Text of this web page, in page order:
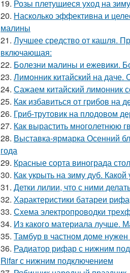
19. Розы плетущиеся уход на
20. Насколько эффективна и
малины
21. Лучшее средство от кашля.
включающая:
22. Болезни малины и ежевики.
23. Лимонник китайский на даче.
24. Сажаем китайский лимонник
25. Как избавиться от грибов на
26. Гриб-трутовик на плодовом
27. Как вырастить многолетнюю
28. Выставка-ярмарка Осенний
года
29. Красные сорта винограда
30. Как укрыть на зиму дуб.
31. Детки лилии, что с ними
32. Характеристики батареи
33. Схема электропроводки
34. Из какого материала лучше.
35. Тамбур в частном доме
36. Радиатор рифар с нижним
Rifar с нижним подключением